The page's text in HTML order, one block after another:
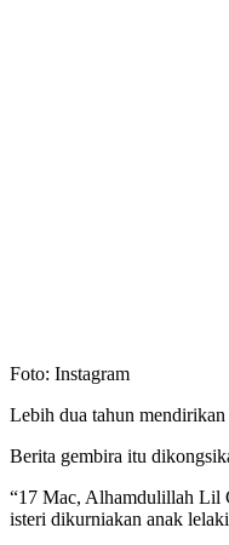
Foto: Instagram
Lebih dua tahun mendirikan
Berita gembira itu
“17 Mac, Alhamdulillah Lil
isteri dikurniakan anak